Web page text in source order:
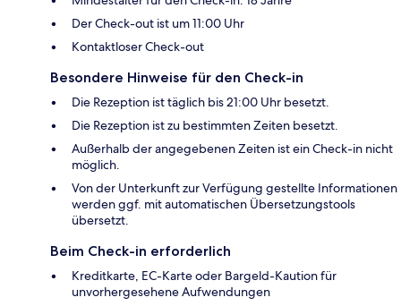
Der Check-out ist um 11:00 Uhr
Kontaktloser Check-out
Besondere Hinweise für den Check-in
Die Rezeption ist täglich bis 21:00 Uhr besetzt.
Die Rezeption ist zu bestimmten Zeiten besetzt.
Außerhalb der angegebenen Zeiten ist ein Check-in nicht
möglich.
Von der Unterkunft zur Verfügung gestellte Informationen
werden ggf. mit automatischen Übersetzungstools
übersetzt.
Beim Check-in erforderlich
Kreditkarte, EC-Karte oder Bargeld-Kaution für
unvorhergesehene Aufwendungen